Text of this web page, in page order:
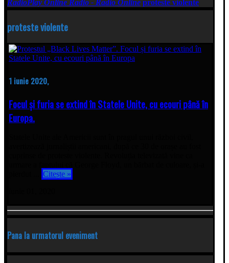
RadioPlay Online Radio - Radio Online proteste violente
proteste violente
1 iunie 2020,
Focul și furia se extind în Statele Unite, cu ecouri până în
Europa.
Citește »
Pana la urmatorul eveniment